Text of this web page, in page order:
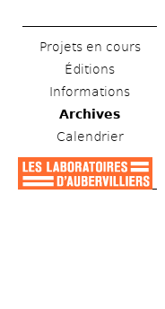
Projets en cours
Éditions
Informations
Archives
Calendrier